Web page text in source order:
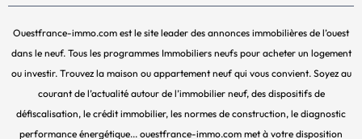
Ouestfrance-immo.com est le site leader des annonces immobilières de l’ouest
dans le neuf. Tous les programmes Immobiliers neufs pour acheter un logement
ou investir. Trouvez la maison ou appartement neuf qui vous convient. Soyez au
courant de l’actualité autour de l’immobilier neuf, des dispositifs de
défiscalisation, le crédit immobilier, les normes de construction, le diagnostic
performance énergétique... ouestfrance-immo.com met à votre disposition